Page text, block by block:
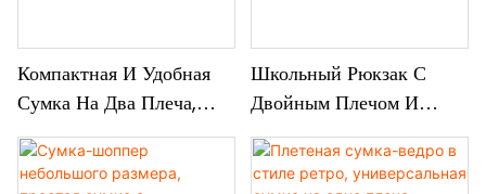
Компактная И Удобная
Сумка На Два Плеча,
Повседневный И
Универсальный
Школьный Рюкзак С
Двойным Плечом И
Узором «Звёздочка».
Модный И